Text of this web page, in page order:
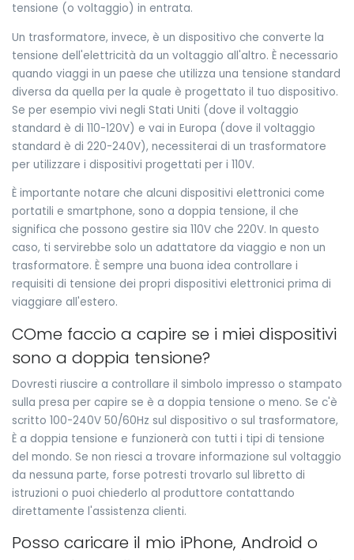
tensione (o voltaggio) in entrata.
Un trasformatore, invece, è un dispositivo che converte la
tensione dell'elettricità da un voltaggio all'altro. È necessario
quando viaggi in un paese che utilizza una tensione standard
diversa da quella per la quale è progettato il tuo dispositivo.
Se per esempio vivi negli Stati Uniti (dove il voltaggio
standard è di 110-120V) e vai in Europa (dove il voltaggio
standard è di 220-240V), necessiterai di un trasformatore
per utilizzare i dispositivi progettati per i 110V.
È importante notare che alcuni dispositivi elettronici come
portatili e smartphone, sono a doppia tensione, il che
significa che possono gestire sia 110V che 220V. In questo
caso, ti servirebbe solo un adattatore da viaggio e non un
trasformatore. È sempre una buona idea controllare i
requisiti di tensione dei propri dispositivi elettronici prima di
viaggiare all'estero.
COme faccio a capire se i miei dispositivi
sono a doppia tensione?
Dovresti riuscire a controllare il simbolo impresso o stampato
sulla presa per capire se è a doppia tensione o meno. Se c'è
scritto 100-240V 50/60Hz sul dispositivo o sul trasformatore,
È a doppia tensione e funzionerà con tutti i tipi di tensione
del mondo. Se non riesci a trovare informazione sul voltaggio
da nessuna parte, forse potresti trovarlo sul libretto di
istruzioni o puoi chiederlo al produttore contattando
direttamente l'assistenza clienti.
Posso caricare il mio iPhone, Android o